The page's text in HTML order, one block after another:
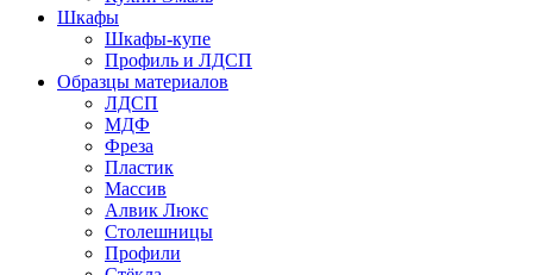
Шкафы
Шкафы-купе
Профиль и ЛДСП
Образцы материалов
ЛДСП
МДФ
Фреза
Пластик
Массив
Алвик Люкс
Столешницы
Профили